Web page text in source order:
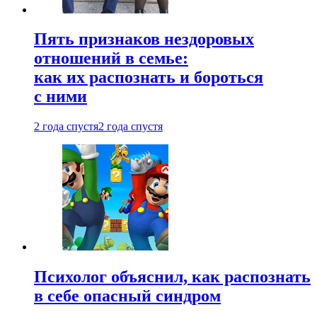
Пять признаков нездоровых
отношений в семье:
как их распознать и бороться
с ними
2 года спустя2 года спустя
Психолог объяснил, как распознать
в себе опасный синдром